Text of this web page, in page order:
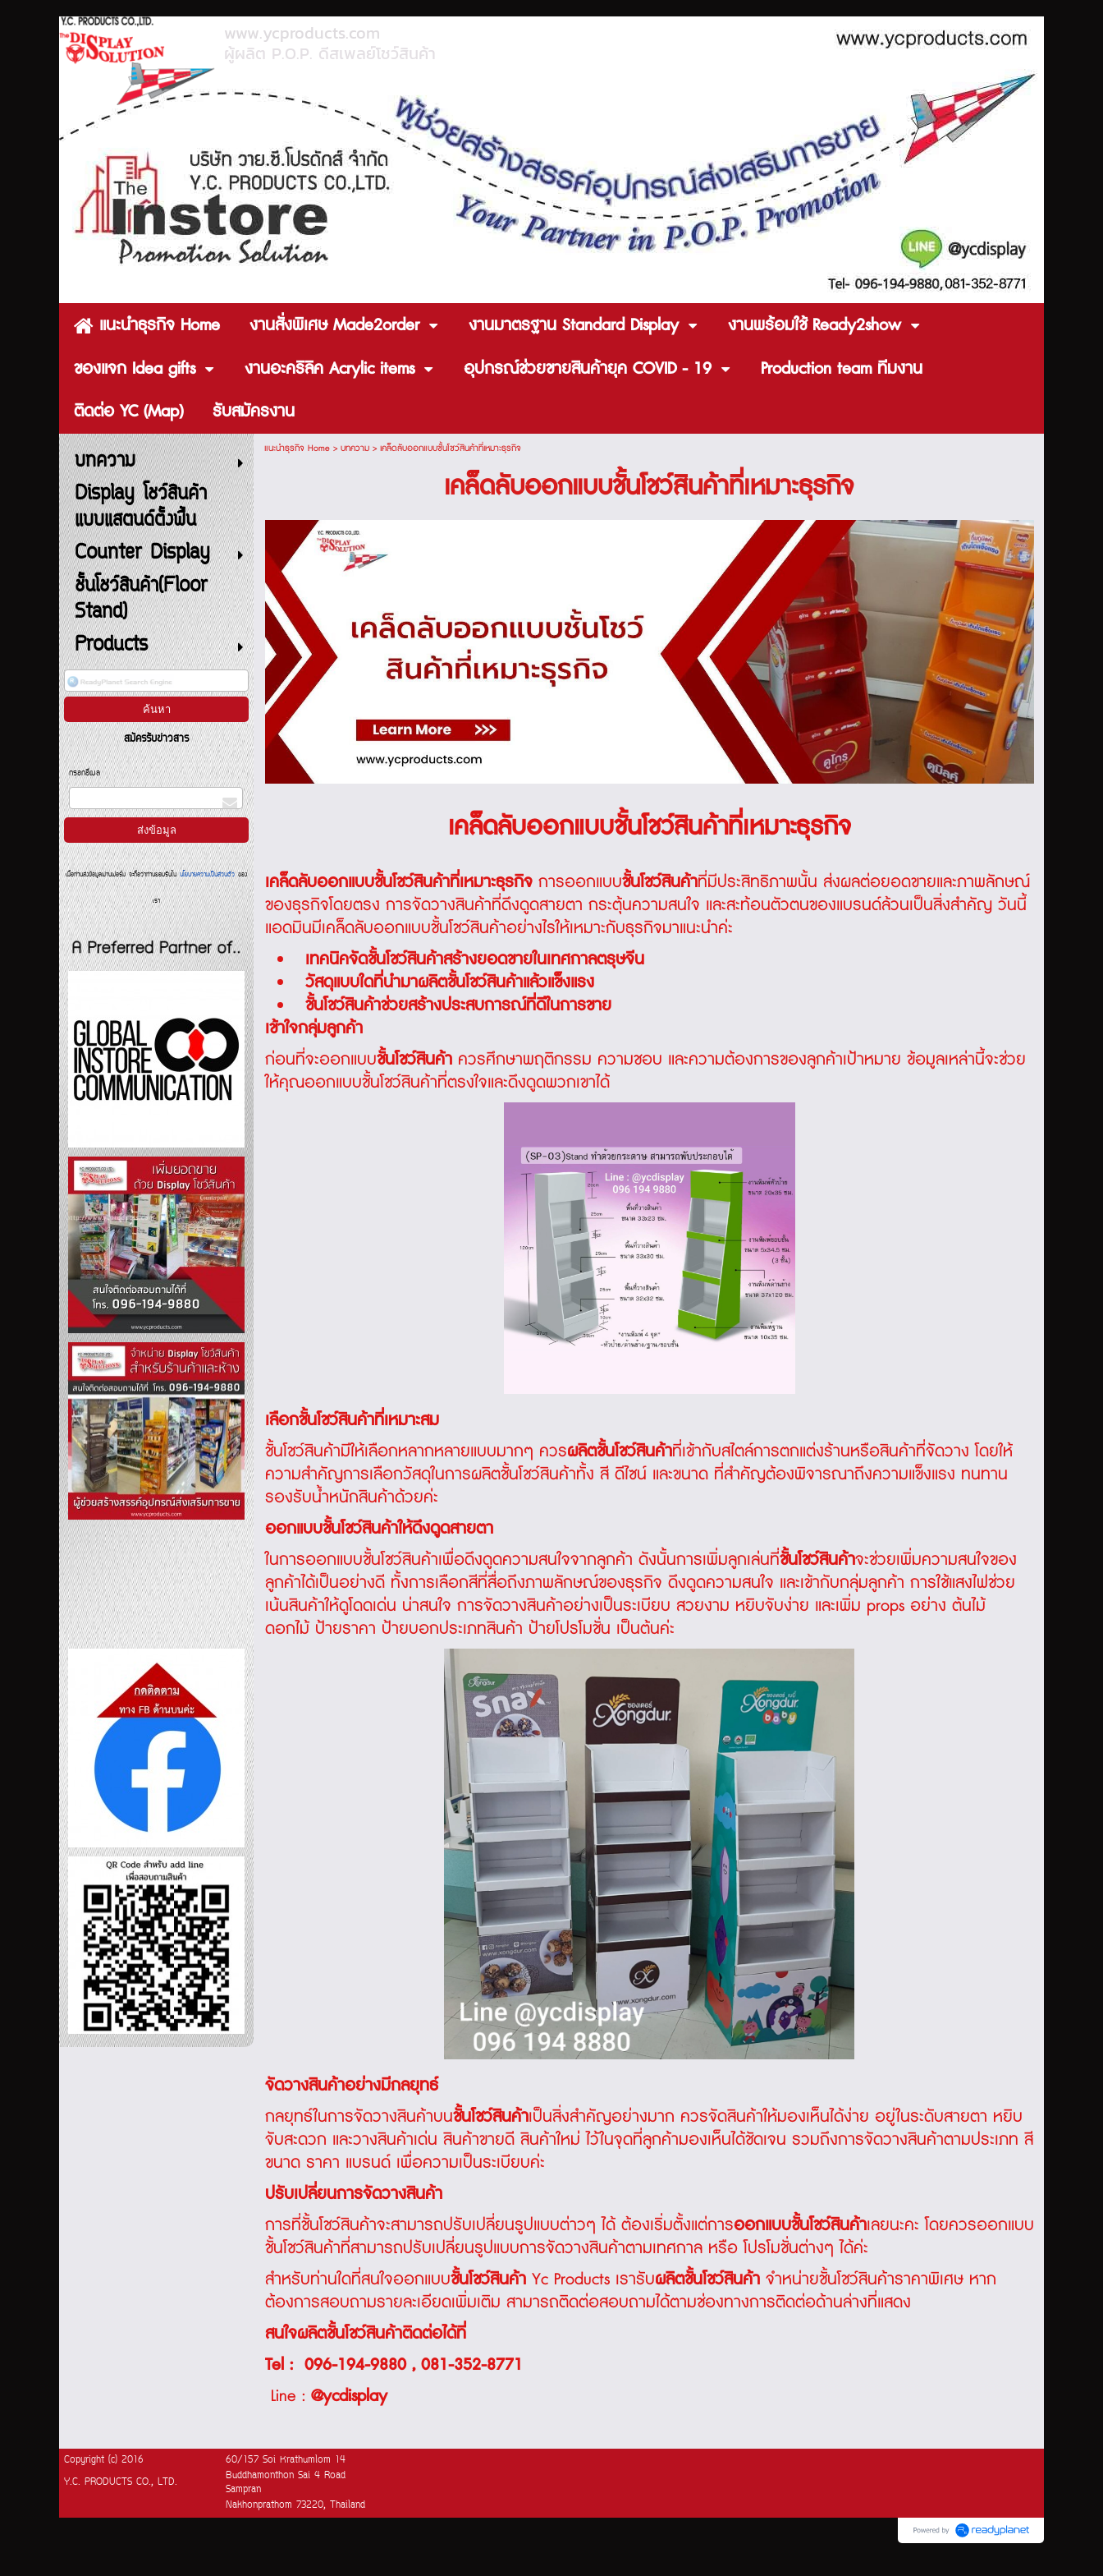
www.ycproducts.com
ผู้ผลิต P.O.P. ดีสเพลย์โชว์สินค้า
แนะนำธุรกิจ Home งานสั่งพิเศษ Made2order งานมาตรฐาน Standard Display
งานพร้อมใช้ Ready2show
ของแจก Idea gifts
งานอะคริลิค Acrylic items อุปกรณ์ช่วยขายสินค้ายุค COVID - 19
Production team ทีมงาน
ติดต่อ YC (Map)
รับสมัครงาน
บทความ
Display โชว์สินค้า
แบบแสตนด์ตั้งพื้น
Counter Display
ชั้นโชว์สินค้า(Floor
Stand)
Products
สมัครรับข่าวสาร
กรอกอีเมล
เมื่อท่านส่งข้อมูลผ่านฟอร์ม จะถือว่าท่านยอมรับในนโยบายความเป็นส่วนตัวของ
เรา
แนะนำธุรกิจ Home> บทความ> เคล็ดลับออกแบบชั้นโชว์สินค้าที่เหมาะธุรกิจ
เคล็ดลับออกแบบชั้นโชว์สินค้าที่เหมาะธุรกิจ
เคล็ดลับออกแบบชั้นโชว์สินค้าที่เหมาะธุรกิจ
เคล็ดลับออกแบบชั้นโชว์สินค้าที่เหมาะธุรกิจการออกแบบชั้นโชว์สินค้าที่มีประสิทธิภาพนั้น ส่งผลต่อยอดขายและภาพลักษณ์
ของธุรกิจโดยตรง การจัดวางสินค้าที่ดึงดูดสายตา กระตุ้นความสนใจ และสะท้อนตัวตนของแบรนด์ล้วนเป็นสิ่งสำคัญ วันนี้
แอดมินมีเคล็ดลับออกแบบชั้นโชว์สินค้าอย่างไรให้เหมาะกับธุรกิจมาแนะนำค่ะ
เทคนิคจัดชั้นโชว์สินค้าสร้างยอดขายในเทศกาลตรุษจีน
วัสดุแบบใดที่นำมาผลิตชั้นโชว์สินค้าแล้วแข็งแรง
ชั้นโชว์สินค้าช่วยสร้างประสบการณ์ที่ดีในการขาย
เข้าใจกลุ่มลูกค้า
ก่อนที่จะออกแบบชั้นโชว์สินค้าควรศึกษาพฤติกรรม ความชอบ และความต้องการของลูกค้าเป้าหมาย ข้อมูลเหล่านี้จะช่วย
ให้คุณออกแบบชั้นโชว์สินค้าที่ตรงใจและดึงดูดพวกเขาได้
เลือกชั้นโชว์สินค้าที่เหมาะสม
ชั้นโชว์สินค้ามีให้เลือกหลากหลายแบบมากๆ ควรผลิตชั้นโชว์สินค้าที่เข้ากับสไตล์การตกแต่งร้านหรือสินค้าที่จัดวาง โดยให้
ความสำคัญการเลือกวัสดุในการผลิตชั้นโชว์สินค้าทั้ง สี ดีไซน์ และขนาด ที่สำคัญต้องพิจารณาถึงความแข็งแรง ทนทาน
รองรับน้ำหนักสินค้าด้วยค่ะ
ออกแบบชั้นโชว์สินค้าให้ดึงดูดสายตา
ในการออกแบบชั้นโชว์สินค้าเพื่อดึงดูดความสนใจจากลูกค้า ดังนั้นการเพิ่มลูกเล่นที่ชั้นโชว์สินค้าจะช่วยเพิ่มความสนใจของ
ลูกค้าได้เป็นอย่างดี ทั้งการเลือกสีที่สื่อถึงภาพลักษณ์ของธุรกิจ ดึงดูดความสนใจ และเข้ากับกลุ่มลูกค้า การใช้แสงไฟช่วย
เน้นสินค้าให้ดูโดดเด่น น่าสนใจ การจัดวางสินค้าอย่างเป็นระเบียบ สวยงาม หยิบจับง่าย และเพิ่ม props อย่าง ต้นไม้
ดอกไม้ ป้ายราคา ป้ายบอกประเภทสินค้า ป้ายโปรโมชั่น เป็นต้นค่ะ
จัดวางสินค้าอย่างมีกลยุทธ์
กลยุทธ์ในการจัดวางสินค้าบนชั้นโชว์สินค้าเป็นสิ่งสำคัญอย่างมาก ควรจัดสินค้าให้มองเห็นได้ง่าย อยู่ในระดับสายตา หยิบ
จับสะดวก และวางสินค้าเด่น สินค้าขายดี สินค้าใหม่ ไว้ในจุดที่ลูกค้ามองเห็นได้ชัดเจน รวมถึงการจัดวางสินค้าตามประเภท สี
ขนาด ราคา แบรนด์ เพื่อความเป็นระเบียบค่ะ
ปรับเปลี่ยนการจัดวางสินค้า
การที่ชั้นโชว์สินค้าจะสามารถปรับเปลี่ยนรูปแบบต่าวๆ ได้ ต้องเริ่มตั้งแต่การออกแบบชั้นโชว์สินค้าเลยนะคะ โดยควรออกแบบ
ชั้นโชว์สินค้าที่สามารถปรับเปลี่ยนรูปแบบการจัดวางสินค้าตามเทศกาล หรือ โปรโมชั่นต่างๆ ได้ค่ะ
สำหรับท่านใดที่สนใจออกแบบชั้นโชว์สินค้าYc Products เรารับผลิตชั้นโชว์สินค้าจำหน่ายชั้นโชว์สินค้าราคาพิเศษ หาก
ต้องการสอบถามรายละเอียดเพิ่มเติม สามารถติดต่อสอบถามได้ตามช่องทางการติดต่อด้านล่างที่แสดง
สนใจผลิตชั้นโชว์สินค้าติดต่อได้ที่
Tel : 096-194-9880, 081-352-8771
Line : @ycdisplay
Copyright (c) 2016
60/157 Soi Krathumlom 14
Y.C. PRODUCTS CO., LTD.
Buddhamonthon Sai 4 Road
Sampran
Nakhonprathom 73220, Thailand